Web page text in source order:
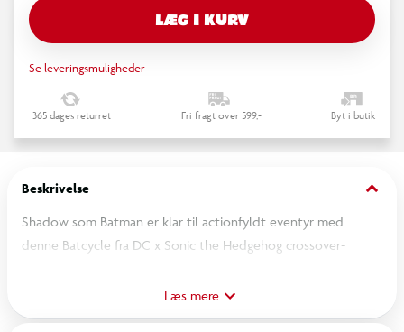
LÆG I KURV
Se leveringsmuligheder
365 dages returret Fri fragt over 599,- Byt i butik
Beskrivelse keyboard_arrow_down
Shadow som Batman er klar til actionfyldt eventyr med
denne Batcycle fra DC x Sonic the Hedgehog crossover-
støtteben og er klar til at bringe tegneseriens univers til live
med den medfølgende 10 cm Shadow som Batman-figur.
Læs mere